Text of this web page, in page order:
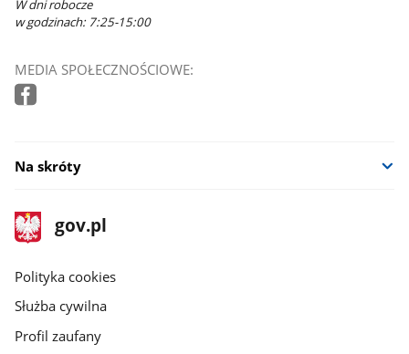
W dni robocze
w godzinach: 7:25-15:00
MEDIA SPOŁECZNOŚCIOWE:
Na skróty
stopka
gov.pl
Strona
gov.pl
gov.pl
Polityka cookies
Służba cywilna
Profil zaufany